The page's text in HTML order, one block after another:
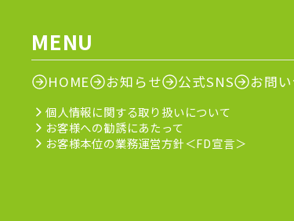
MENU
HOME お知らせ 公式SNS お問
個人情報に関する取り扱いについて
お客様への勧誘にあたって
お客様本位の業務運営方針＜FD宣言＞